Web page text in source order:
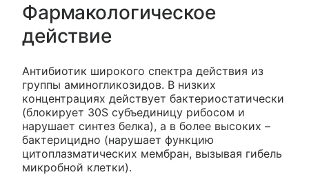
Фармакологическое
действие
Антибиотик широкого спектра действия из
группы аминогликозидов. В низких
концентрациях действует бактериостатически
(блокирует 30S субъединицу рибосом и
нарушает синтез белка), а в более высоких –
бактерицидно (нарушает функцию
цитоплазматических мембран, вызывая гибель
микробной клетки).